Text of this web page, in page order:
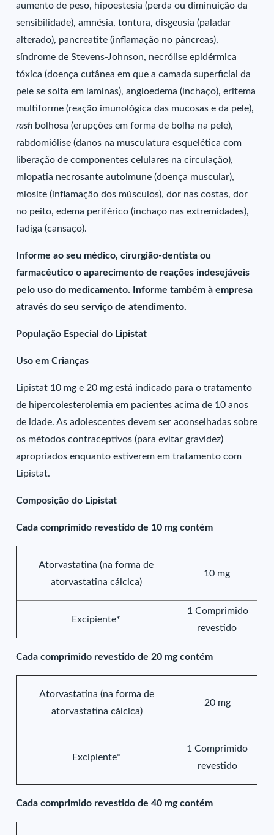
aumento de peso, hipoestesia (perda ou diminuição da
sensibilidade), amnésia, tontura, disgeusia (paladar
alterado), pancreatite (inflamação no pâncreas),
síndrome de Stevens-Johnson, necrólise epidérmica
tóxica (doença cutânea em que a camada superficial da
pele se solta em laminas), angioedema (inchaço), eritema
multiforme (reação imunológica das mucosas e da pele),
rash bolhosa (erupções em forma de bolha na pele),
rabdomiólise (danos na musculatura esquelética com
liberação de componentes celulares na circulação),
miopatia necrosante autoimune (doença muscular),
miosite (inflamação dos músculos), dor nas costas, dor
no peito, edema periférico (inchaço nas extremidades),
fadiga (cansaço).
Informe ao seu médico, cirurgião-dentista ou
farmacêutico o aparecimento de reações indesejáveis
pelo uso do medicamento. Informe também à empresa
através do seu serviço de atendimento.
População Especial do Lipistat
Uso em Crianças
Lipistat 10 mg e 20 mg está indicado para o tratamento
de hipercolesterolemia em pacientes acima de 10 anos
de idade. As adolescentes devem ser aconselhadas sobre
os métodos contraceptivos (para evitar gravidez)
apropriados enquanto estiverem em tratamento com
Lipistat.
Composição do Lipistat
Cada comprimido revestido de 10 mg contém
Atorvastatina (na forma de
atorvastatina cálcica)
10 mg
Excipiente*
1 Comprimido
revestido
Cada comprimido revestido de 20 mg contém
Atorvastatina (na forma de
atorvastatina cálcica)
20 mg
Excipiente*
1 Comprimido
revestido
Cada comprimido revestido de 40 mg contém